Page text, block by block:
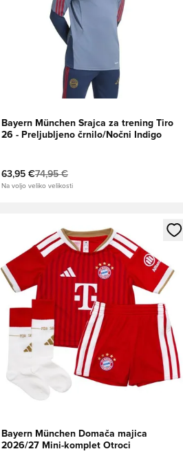
Bayern München Srajca za trening Tiro
26 - Preljubljeno črnilo/Nočni Indigo
63,95 €74,95 €
Na voljo veliko velikosti
Odpre Modal za prijavo ali vpis kot član
Bayern München Domača majica
2026/27 Mini-komplet Otroci